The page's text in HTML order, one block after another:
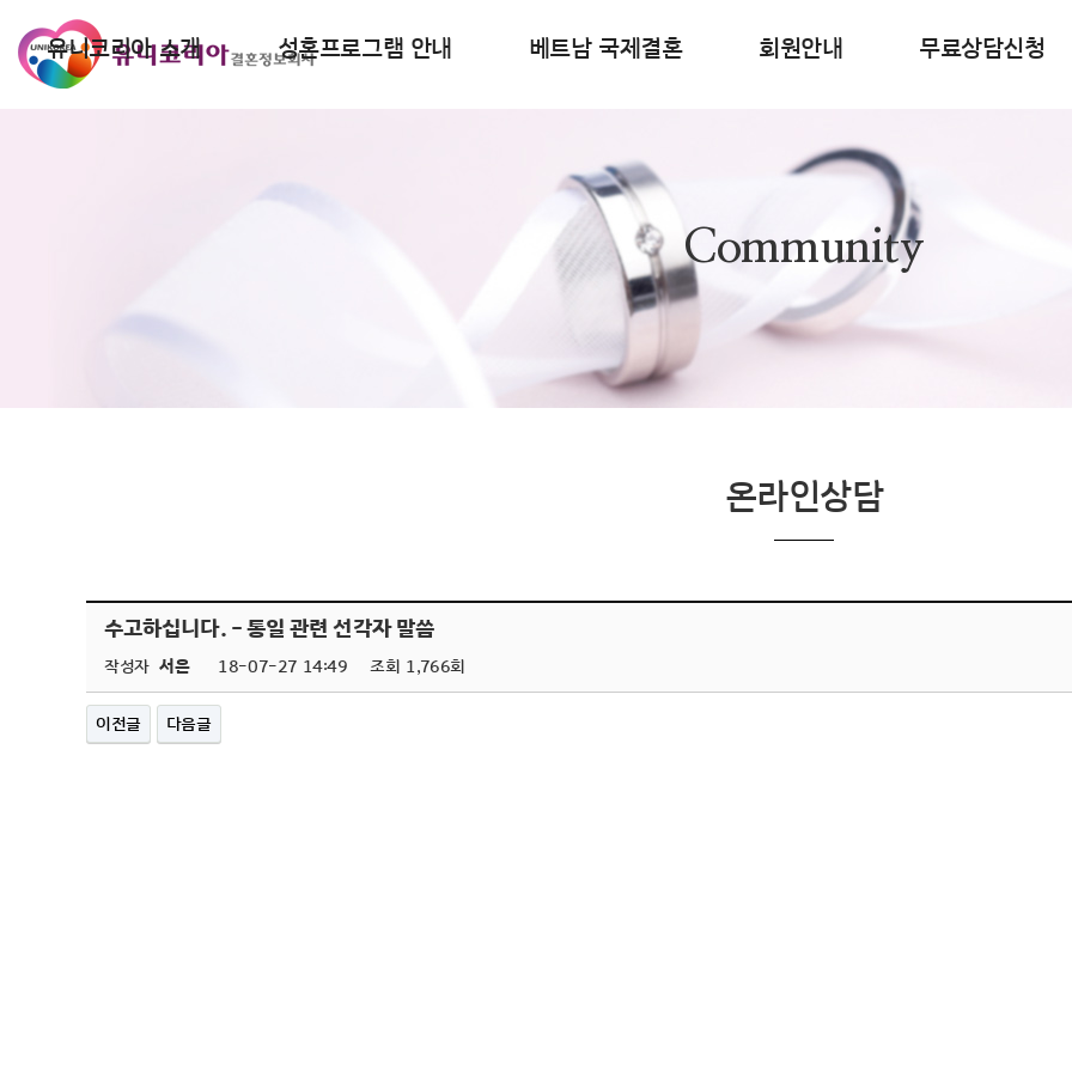
유니코리아 소개 성혼프로그램 안내 베트남 국제결혼 회원안내 무료상담신청
Community
온라인상담
수고하십니다. - 통일 관련 선각자 말씀
작성자 서은 18-07-27 14:49 조회 1,766회
이전글 다음글